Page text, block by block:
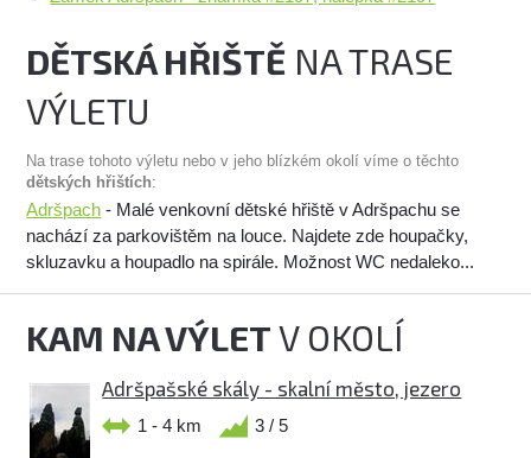
DĚTSKÁ HŘIŠTĚ NA TRASE
VÝLETU
Na trase tohoto výletu nebo v jeho blízkém okolí víme o těchto
dětských hřištích:
Adršpach - Malé venkovní dětské hřiště v Adršpachu se
nachází za parkovištěm na louce. Najdete zde houpačky,
skluzavku a houpadlo na spirále. Možnost WC nedaleko...
KAM NA VÝLETV OKOLÍ
Adršpašské skály - skalní město, jezero
1 - 4 km 3 / 5